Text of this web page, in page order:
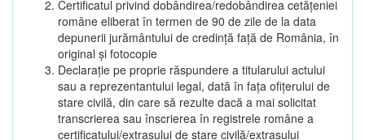
Certificatul privind dobândirea/redobândirea cetățeniei
române eliberat în termen de 90 de zile de la data
depunerii jurământului de credință față de România, în
original și fotocopie
Declarație pe proprie răspundere a titularului actului
sau a reprezentantului legal, dată în fața ofițerului de
stare civilă, din care să rezulte dacă a mai solicitat
transcrierea sau înscrierea în registrele române a
certificatului/extrasului de stare civilă/extrasului